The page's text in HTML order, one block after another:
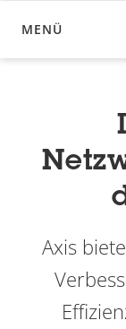
MENÜ
ÜBERSICHT
Axis